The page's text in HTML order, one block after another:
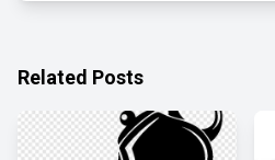
Related Posts